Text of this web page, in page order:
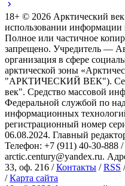
18+ © 2026 Арктический
использовании информации
Полное или частичное
запрещено. Учредитель —
организация в сфере
арктической зоны
"АРКТИЧЕСКИЙ ВЕК").
век". Средство массовой
Федеральной службой по
информационных
регистрационный номер
06.08.2024. Главный
Телефон: +7 (911) 40-30-888
arctic.century@yandex.ru.
33, оф. 216 /Контакты /RSS
/Карта сайта